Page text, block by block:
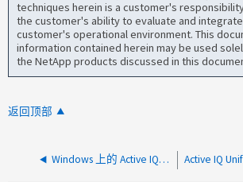
techniques herein is a customer's
the customer's ability to evaluate and
customer's operational environment. This
information contained herein may be used
the NetApp products discussed in this
返回顶部
Windows 上的 Active IQ Unified Manager 9.9 容易受到 MySQL 8.0.21 安全建议的影响